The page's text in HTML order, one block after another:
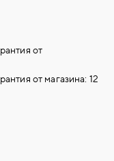
от
от магазина: 12